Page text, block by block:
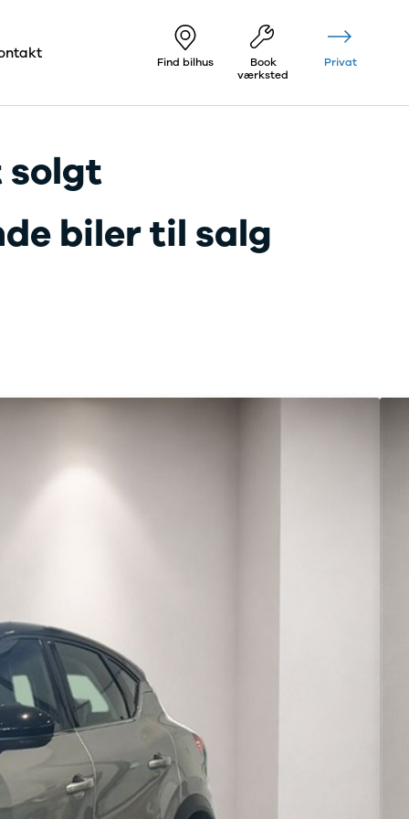
Find bilhus
Book
værksted
Privat
solgt
biler til salg